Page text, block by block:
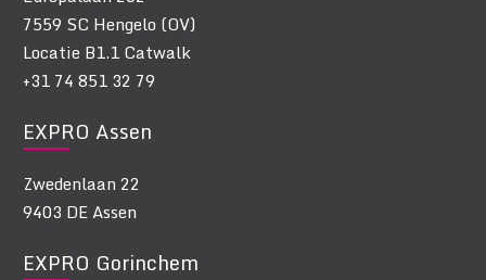
7559 SC Hengelo (OV)
Locatie B1.1 Catwalk
+31 74 851 32 79
EXPRO Assen
Zwedenlaan 22
9403 DE Assen
EXPRO Gorinchem